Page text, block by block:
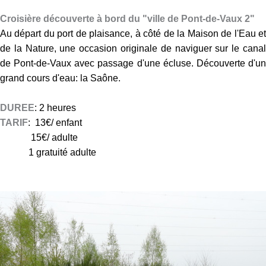
Croisière découverte à bord du "ville de Pont-de-Vaux 2"
Au départ du port de plaisance, à côté de la Maison de l'Eau et
de la Nature, une occasion originale de naviguer sur le canal
de Pont-de-Vaux avec passage d'une écluse. Découverte d'un
grand cours d'eau: la Saône.
DUREE: 2 heures
TARIF: 13€/ enfant
15€/ adulte
1 gratuité adulte
a